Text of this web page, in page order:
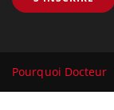
Pourquoi Docteur